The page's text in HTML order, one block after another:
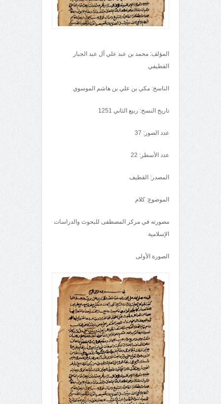
المؤلف: محمد بن عبد علي آل عبد الجبار
القطيفي
الناسخ: مكي بن علي بن هاشم الموسوي
تاريخ النسخ: ربيع الثاني 1251
عدد الصور: 37
عدد الأسطر: 22
المصدر: القطيف
الموضوع: كلام
مصورته في مركز المصطفى للبحوث والدراسات
الإسلامية
الصورة الأولى